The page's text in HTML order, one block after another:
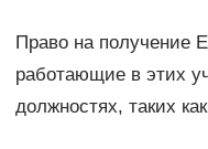
Право на получение
работающие в этих
должностях, таких